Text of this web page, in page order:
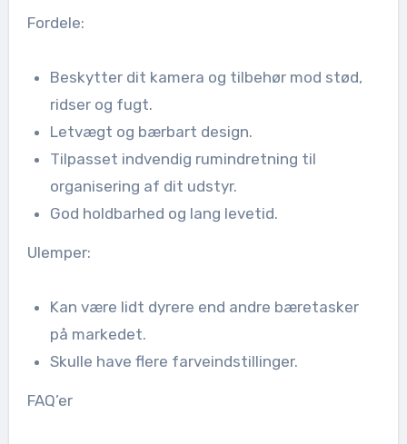
Fordele:
Beskytter dit kamera og tilbehør mod stød,
ridser og fugt.
Letvægt og bærbart design.
Tilpasset indvendig rumindretning til
organisering af dit udstyr.
God holdbarhed og lang levetid.
Ulemper:
Kan være lidt dyrere end andre bæretasker
på markedet.
Skulle have flere farveindstillinger.
FAQ’er